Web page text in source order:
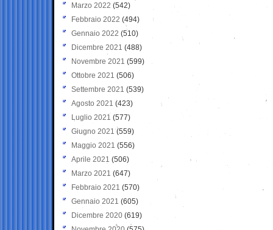
Marzo 2022 (542)
Febbraio 2022 (494)
Gennaio 2022 (510)
Dicembre 2021 (488)
Novembre 2021 (599)
Ottobre 2021 (506)
Settembre 2021 (539)
Agosto 2021 (423)
Luglio 2021 (577)
Giugno 2021(559)
Maggio 2021 (556)
Aprile 2021 (506)
Marzo 2021 (647)
Febbraio 2021 (570)
Gennaio 2021 (605)
Dicembre 2020 (619)